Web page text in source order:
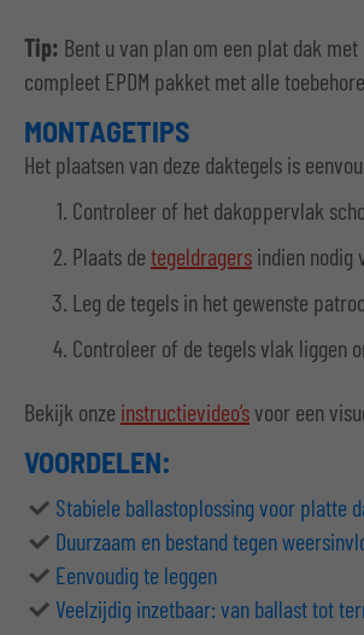
Tip: Bent u van plan om een plat dak met
compleet EPDM pakket met alle
MONTAGETIPS
Het plaatsen van deze daktegels is
Controleer of het dakoppervlak
Plaats de tegeldragers indien nodig
Leg de tegels in het gewenste
Controleer of de tegels vlak liggen
Bekijk onze instructievideo’s voor een
VOORDELEN:
Stabiele ballastoplossing voor platte
Duurzaam en bestand tegen
Eenvoudig te leggen
Veelzijdig inzetbaar: van ballast tot